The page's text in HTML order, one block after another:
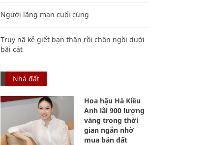
Người lãng mạn cuối cùng
Truy nã kẻ giết bạn thân rồi chôn ngồi dưới
bãi cát
Nhà đất
Hoa hậu Hà Kiều
Anh lãi 900 lượng
vàng trong thời
gian ngắn nhờ
mua bán đất